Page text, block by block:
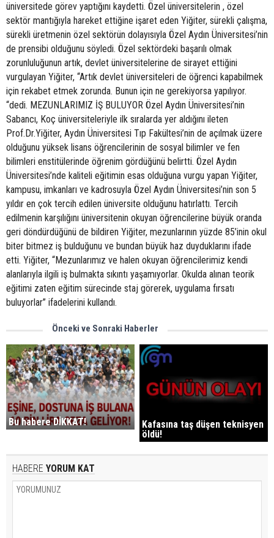
üniversitede görev yaptığını kaydetti. Özel üniversitelerin , özel
sektör mantığıyla hareket ettiğine işaret eden Yiğiter, sürekli çalışma,
sürekli üretmenin özel sektörün dolayısıyla Özel Aydın Üniversitesi’nin
de prensibi olduğunu söyledi. Özel sektördeki başarılı olmak
zorunluluğunun artık, devlet üniversitelerine de sirayet ettiğini
vurgulayan Yiğiter, “Artık devlet üniversiteleri de öğrenci kapabilmek
için rekabet etmek zorunda. Bunun için ne gerekiyorsa yapılıyor.
“dedi. MEZUNLARIMIZ İŞ BULUYOR Özel Aydın Üniversitesi’nin
Sabancı, Koç üniversiteleriyle ilk sıralarda yer aldığını ileten
Prof.Dr.Yiğiter, Aydın Üniversitesi Tıp Fakültesi’nin de açılmak üzere
olduğunu yüksek lisans öğrencilerinin de sosyal bilimler ve fen
bilimleri enstitülerinde öğrenim gördüğünü belirtti. Özel Aydın
Üniversitesi’nde kaliteli eğitimin esas olduğuna vurgu yapan Yiğiter,
kampusu, imkanları ve kadrosuyla Özel Aydın Üniversitesi’nin son 5
yıldır en çok tercih edilen üniversite olduğunu hatırlattı. Tercih
edilmenin karşılığını üniversitenin okuyan öğrencilerine büyük oranda
geri döndürdüğünü de bildiren Yiğiter, mezunlarının yüzde 85’inin okul
biter bitmez iş bulduğunu ve bundan büyük haz duyduklarını ifade
etti. Yiğiter, “Mezunlarımız ve halen okuyan öğrencilerimiz kendi
alanlarıyla ilgili iş bulmakta sıkıntı yaşamıyorlar. Okulda alınan teorik
eğitimi zaten eğitim sürecinde staj görerek, uygulama fırsatı
buluyorlar” ifadelerini kullandı.
Önceki ve Sonraki Haberler
Bu habere DİKKAT!
Kafasına taş düşen teknisyen
öldü!
HABERE YORUM KAT